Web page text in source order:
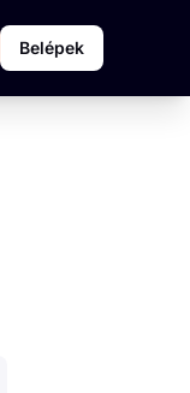
Belépek